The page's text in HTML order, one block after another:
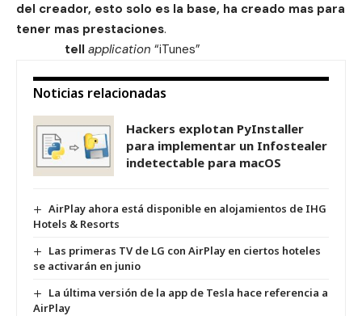
del creador, esto solo es la base, ha creado mas para
tener mas prestaciones.
tell application “iTunes”
Noticias relacionadas
Hackers explotan PyInstaller
para implementar un Infostealer
indetectable para macOS
AirPlay ahora está disponible en alojamientos de IHG
Hotels & Resorts
Las primeras TV de LG con AirPlay en ciertos hoteles
se activarán en junio
La última versión de la app de Tesla hace referencia a
AirPlay